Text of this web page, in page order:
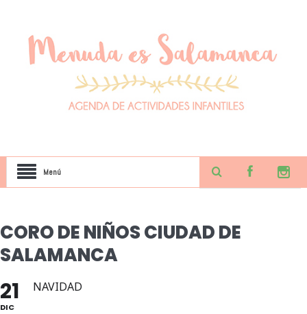
Menú
CORO DE NIÑOS CIUDAD DE
SALAMANCA
21
DIC
NAVIDAD